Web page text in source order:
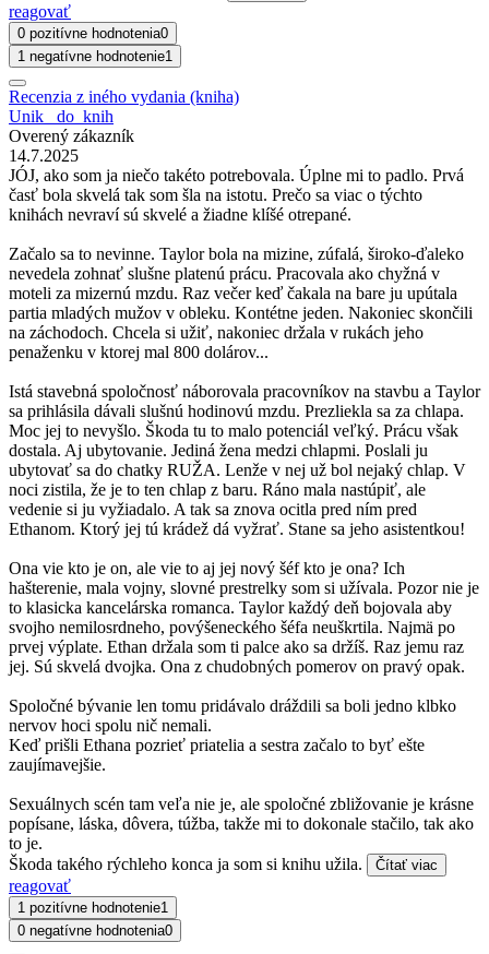
reagovať
0 pozitívne hodnotenia0
1 negatívne hodnotenie1
Recenzia z iného vydania (kniha)
Unik _do_knih
Overený zákazník
14.7.2025
JÓJ, ako som ja niečo takéto potrebovala. Úplne mi to padlo. Prvá
časť bola skvelá tak som šla na istotu. Prečo sa viac o týchto
knihách nevraví sú skvelé a žiadne klíšé otrepané.
Začalo sa to nevinne. Taylor bola na mizine, zúfalá, široko-ďaleko
nevedela zohnať slušne platenú prácu. Pracovala ako chyžná v
moteli za mizernú mzdu. Raz večer keď čakala na bare ju upútala
partia mladých mužov v obleku. Kontétne jeden. Nakoniec skončili
na záchodoch. Chcela si užiť, nakoniec držala v rukách jeho
penaženku v ktorej mal 800 dolárov...
Istá stavebná spoločnosť náborovala pracovníkov na stavbu a Taylor
sa prihlásila dávali slušnú hodinovú mzdu. Prezliekla sa za chlapa.
Moc jej to nevyšlo. Škoda tu to malo potenciál veľký. Prácu však
dostala. Aj ubytovanie. Jediná žena medzi chlapmi. Poslali ju
ubytovať sa do chatky RUŽA. Lenže v nej už bol nejaký chlap. V
noci zistila, že je to ten chlap z baru. Ráno mala nastúpiť, ale
vedenie si ju vyžiadalo. A tak sa znova ocitla pred ním pred
Ethanom. Ktorý jej tú krádež dá vyžrať. Stane sa jeho asistentkou!
Ona vie kto je on, ale vie to aj jej nový šéf kto je ona? Ich
hašterenie, mala vojny, slovné prestrelky som si užívala. Pozor nie je
to klasicka kancelárska romanca. Taylor každý deň bojovala aby
svojho nemilosrdneho, povýšeneckého šéfa neuškrtila. Najmä po
prvej výplate. Ethan držala som ti palce ako sa držíš. Raz jemu raz
jej. Sú skvelá dvojka. Ona z chudobných pomerov on pravý opak.
Spoločné bývanie len tomu pridávalo dráždili sa boli jedno klbko
nervov hoci spolu nič nemali.
Keď prišli Ethana pozrieť priatelia a sestra začalo to byť ešte
zaujímavejšie.
Sexuálnych scén tam veľa nie je, ale spoločné zbližovanie je krásne
popísane, láska, dôvera, túžba, takže mi to dokonale stačilo, tak ako
to je.
Škoda takého rýchleho konca ja som si knihu užila.
Čítať viac
reagovať
1 pozitívne hodnotenie1
0 negatívne hodnotenia0